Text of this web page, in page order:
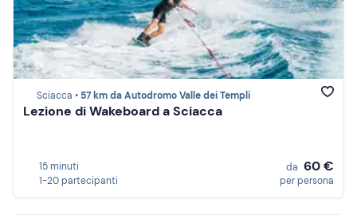
Sciacca • 57 km da Autodromo Valle dei Templi
Lezione di Wakeboard a Sciacca
15 minuti
1-20 partecipanti
da 60 €
per persona